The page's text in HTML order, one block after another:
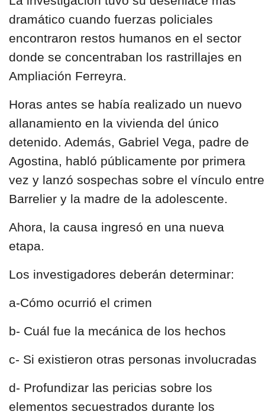
dramático cuando fuerzas policiales
encontraron restos humanos en el sector
donde se concentraban los rastrillajes en
Ampliación Ferreyra.
Horas antes se había realizado un nuevo
allanamiento en la vivienda del único
detenido. Además, Gabriel Vega, padre de
Agostina, habló públicamente por primera
vez y lanzó sospechas sobre el vínculo entre
Barrelier y la madre de la adolescente.
Ahora, la causa ingresó en una nueva
etapa.
Los investigadores deberán determinar:
a-Cómo ocurrió el crimen
b- Cuál fue la mecánica de los hechos
c- Si existieron otras personas involucradas
d- Profundizar las pericias sobre los
elementos secuestrados durante los